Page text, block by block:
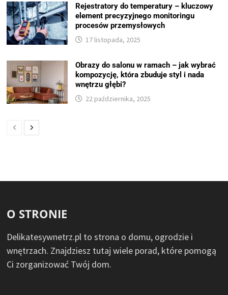
Rejestratory do temperatury – kluczowy
element precyzyjnego monitoringu
procesów przemysłowych
17 listopada, 2025
Obrazy do salonu w ramach – jak wybrać
kompozycję, która zbuduje styl i nada
wnętrzu głębi?
22 października, 2025
O STRONIE
Delikatesywnetrz.pl to strona o domu, ogrodzie i
wnętrzach. Znajdziesz tutaj wiele porad, które pomogą
Ci zorganizować Twój dom.